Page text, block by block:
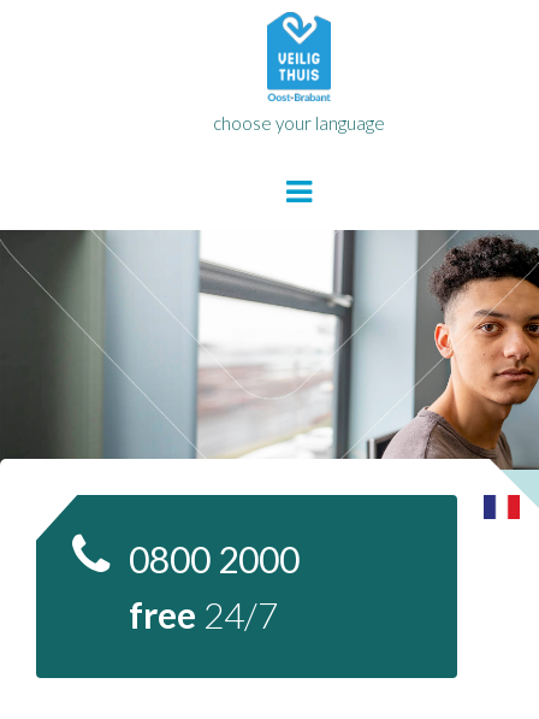
choose your language
0800 2000
free 24/7